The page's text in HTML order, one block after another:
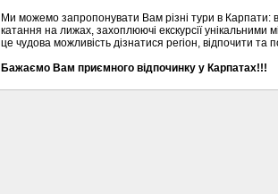
Ми можемо запропонувати Вам різні тури в Карпати:
катання на лижах, захоплюючі екскурсії
це чудова можливість дізнатися регіон, відпочити та
Бажаємо Вам приємного відпочинку у Карпатах!!!